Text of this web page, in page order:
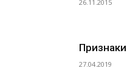
26.11.2015
27.04.2019